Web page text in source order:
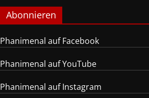
Abonnieren
Phanimenal auf Facebook
Phanimenal auf YouTube
Phanimenal auf Instagram